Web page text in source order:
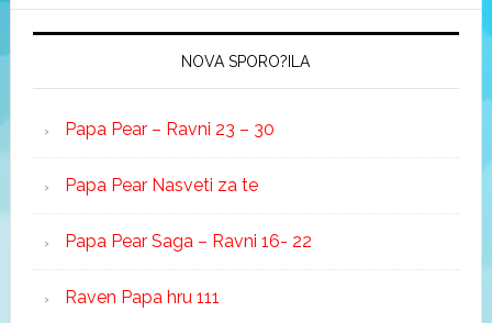
NOVA SPORO?ILA
Papa Pear – Ravni 23 – 30
Papa Pear Nasveti za te
Papa Pear Saga – Ravni 16- 22
Raven Papa hru 111